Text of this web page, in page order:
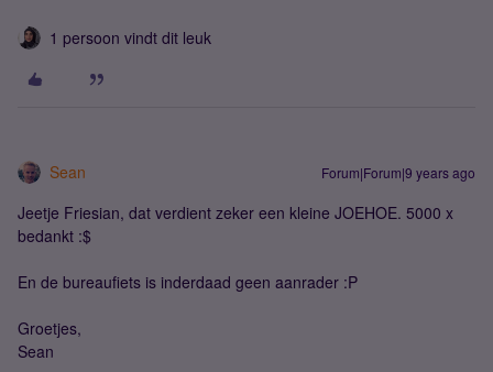
1 persoon vindt dit leuk
Sean Forum|Forum|9 years ago
Jeetje Friesian, dat verdient zeker een kleine JOEHOE. 5000 x
bedankt :$
En de bureaufiets is inderdaad geen aanrader :P
Groetjes,
Sean